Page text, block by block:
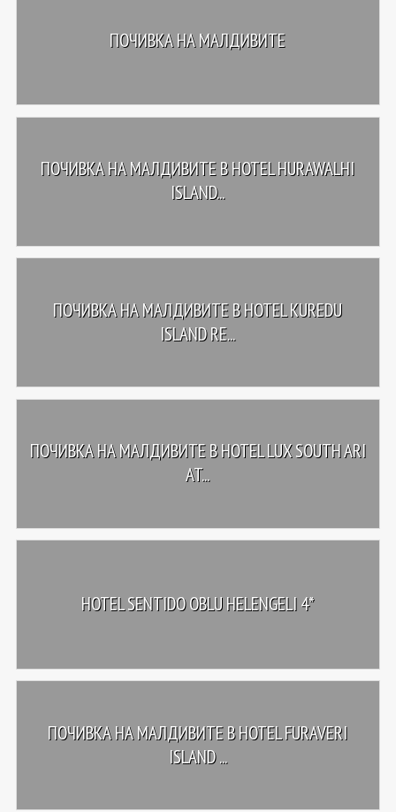
ПОЧИВКА НА МАЛДИВИТЕ
ПОЧИВКА НА МАЛДИВИТЕ В HOTEL HURAWALHI
ISLAND...
ПОЧИВКА НА МАЛДИВИТЕ В HOTEL KUREDU
ISLAND RE...
ПОЧИВКА НА МАЛДИВИТЕ В HOTEL LUX SOUTH ARI
AT...
HOTEL SENTIDO OBLU HELENGELI 4*
ПОЧИВКА НА МАЛДИВИТЕ В HOTEL FURAVERI
ISLAND ...